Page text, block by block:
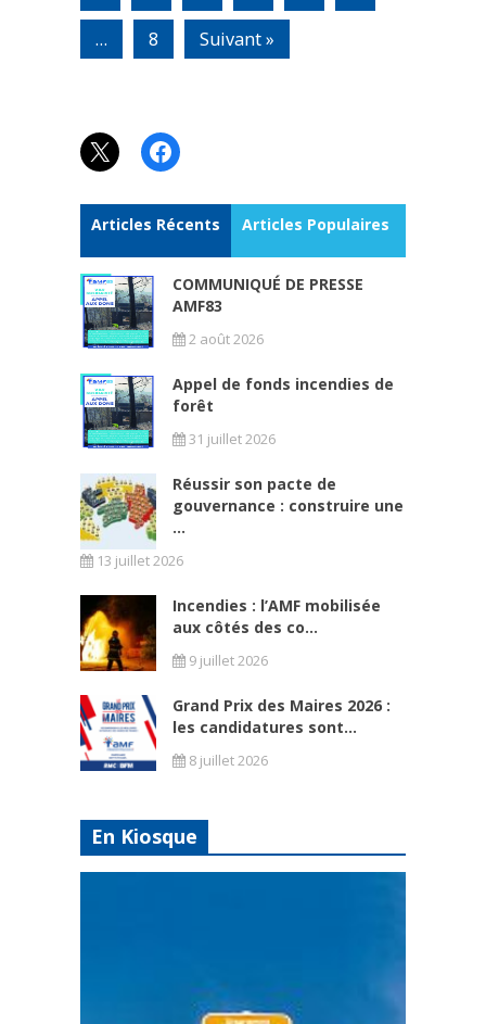
…
8 Suivant »
X Facebook
Articles Récents Articles Populaires
COMMUNIQUÉ DE PRESSE
AMF83
2 août 2026
Appel de fonds incendies de
forêt
31 juillet 2026
Réussir son pacte de
gouvernance : construire une
...
13 juillet 2026
Incendies : l’AMF mobilisée
aux côtés des co...
9 juillet 2026
Grand Prix des Maires 2026 :
les candidatures sont...
8 juillet 2026
En Kiosque